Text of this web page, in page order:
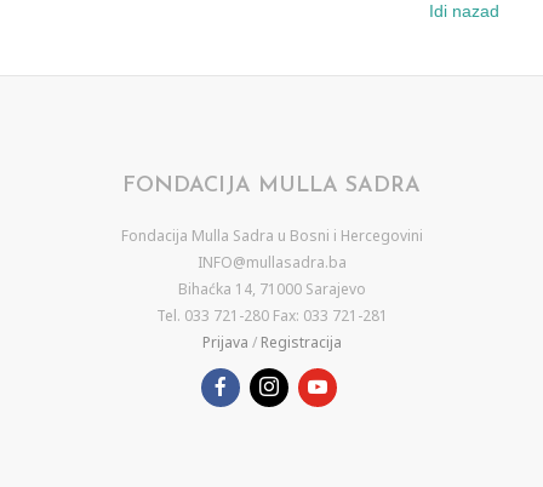
Idi nazad
FONDACIJA MULLA SADRA
Fondacija Mulla Sadra u Bosni i Hercegovini
INFO@mullasadra.ba
Bihaćka 14, 71000 Sarajevo
Tel. 033 721-280 Fax: 033 721-281
Prijava / Registracija